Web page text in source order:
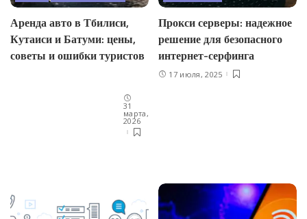
Аренда авто в Тбилиси,
Кутаиси и Батуми: цены,
советы и ошибки туристов
31
марта,
2026
Прокси серверы: надежное
решение для безопасного
интернет-серфинга
17 июля, 2025